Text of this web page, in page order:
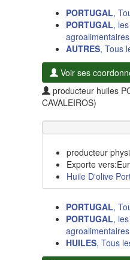
PORTUGAL,
PORTUGAL,
agroalimentaires
AUTRES, Tous
Voir ses
producteur huiles
CAVALEIROS)
producteur
Exporte
Huile D'olive
PORTUGAL,
PORTUGAL,
agroalimentaires
HUILES, Tous